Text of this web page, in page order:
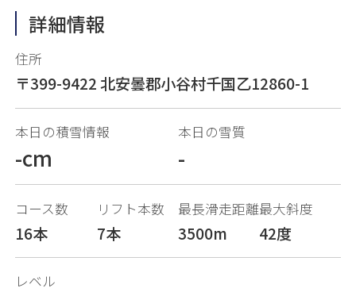
詳細情報
住所
〒399-9422 北安曇郡小谷村千国乙12860-1
本日の積雪情報
-cm
本日の雪質
-
コース数
16本
リフト本数
7本
最長滑走距離
3500m
最大斜度
42度
レベル